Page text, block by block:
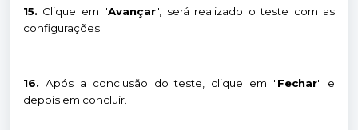
15. Clique em "Avançar", será realizado o teste com as
configurações.
16. Após a conclusão do teste, clique em "Fechar" e
depois em concluir.